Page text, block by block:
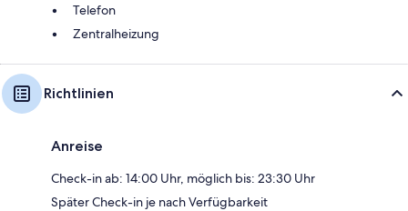
Telefon
Zentralheizung
Richtlinien
Anreise
Check-in ab: 14:00 Uhr, möglich bis: 23:30 Uhr
Später Check-in je nach Verfügbarkeit